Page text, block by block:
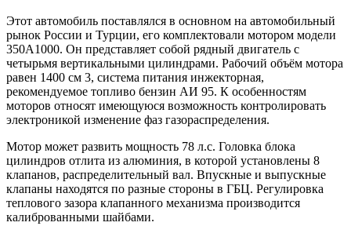
Этот автомобиль поставлялся в основном на автомобильный
рынок России и Турции, его комплектовали мотором модели
350А1000. Он представляет собой рядный двигатель с
четырьмя вертикальными цилиндрами. Рабочий объём мотора
равен 1400 см 3, система питания инжекторная,
рекомендуемое топливо бензин АИ 95. К особенностям
моторов относят имеющуюся возможность контролировать
электроникой изменение фаз газораспределения.
Мотор может развить мощность 78 л.с. Головка блока
цилиндров отлита из алюминия, в которой установлены 8
клапанов, распределительный вал. Впускные и выпускные
клапаны находятся по разные стороны в ГБЦ. Регулировка
теплового зазора клапанного механизма производится
калиброванными шайбами.